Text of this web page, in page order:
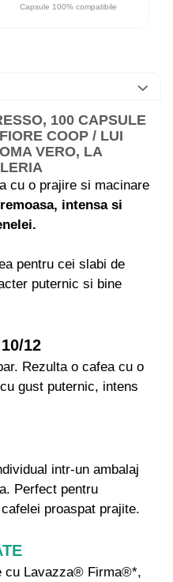
Capsule 100% compatibile
100 CAPSULE
COOP / LUI
VERO, LA
cu o prajire si macinare
intensa si
pentru cei slabi de
puternic si bine
10/12
Rezulta o cafea cu o
gust puternic, intens
intr-un ambalaj
Perfect pentru
proaspat prajite.
cu Lavazza® Firma®*,